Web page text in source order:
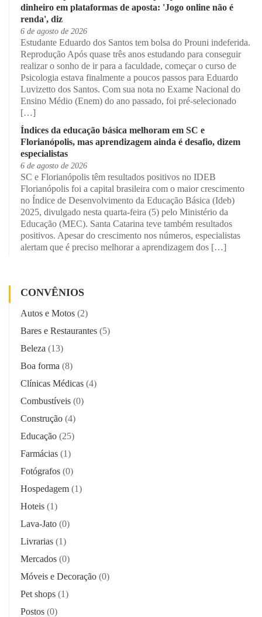
dinheiro em plataformas de aposta: 'Jogo online não é
renda', diz
6 de agosto de 2026
Estudante Eduardo dos Santos tem bolsa do Prouni indeferida.
Reprodução Após quase três anos estudando para conseguir
realizar o sonho de ir para a faculdade, começar o curso de
Psicologia estava finalmente a poucos passos para Eduardo
Luvizetto dos Santos. Com sua nota no Exame Nacional do
Ensino Médio (Enem) do ano passado, foi pré-selecionado
[…]
Índices da educação básica melhoram em SC e
Florianópolis, mas aprendizagem ainda é desafio, dizem
especialistas
6 de agosto de 2026
SC e Florianópolis têm resultados positivos no IDEB
Florianópolis foi a capital brasileira com o maior crescimento
no Índice de Desenvolvimento da Educação Básica (Ideb)
2025, divulgado nesta quarta-feira (5) pelo Ministério da
Educação (MEC). Santa Catarina teve também resultados
positivos. Apesar do crescimento nos números, especialistas
alertam que é preciso melhorar a aprendizagem dos […]
CONVÊNIOS
Autos e Motos (2)
Bares e Restaurantes (5)
Beleza (13)
Boa forma (8)
Clínicas Médicas (4)
Combustíveis (0)
Construção (4)
Educação (25)
Farmácias (1)
Fotógrafos (0)
Hospedagem (1)
Hoteis (1)
Lava-Jato (0)
Livrarias (1)
Mercados (0)
Móveis e Decoração (0)
Pet shops (1)
Postos (0)